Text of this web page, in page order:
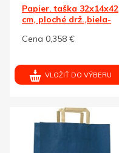
Papier. taška 32x14x42
cm, ploché drž.,biela-
Cena 0,358 €
VLOŽIŤ DO VÝBERU